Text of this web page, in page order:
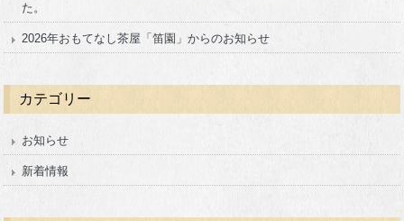
た。
2026年おもてなし茶屋「笛園」からのお知らせ
カテゴリー
お知らせ
新着情報